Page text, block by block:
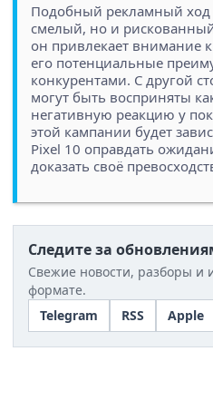
Подобный рекламный ход
смелый, но и
он привлекает внимание
его потенциальные
конкурентами. С другой
могут быть восприняты
негативную реакцию у
этой кампании будет
Pixel 10 оправдать
доказать своё
Следите за
Свежие новости, разборы и
формате.
Telegram
RSS Apple